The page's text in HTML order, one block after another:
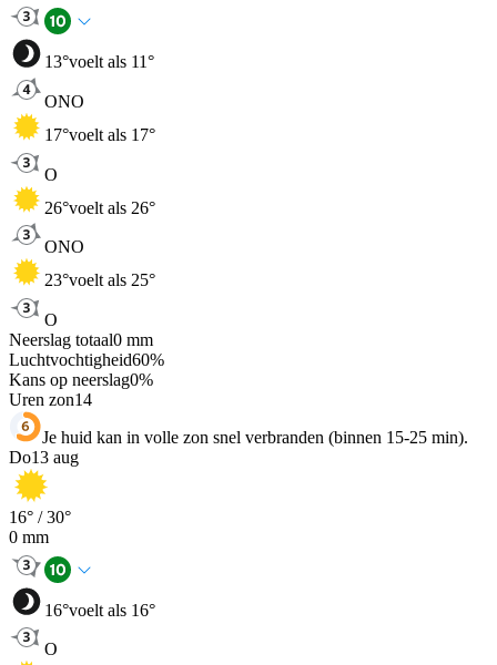
13°voelt als 11°
ONO
17°voelt als 17°
O
26°voelt als 26°
ONO
23°voelt als 25°
O
Neerslag totaal0 mm
Luchtvochtigheid60%
Kans op neerslag0%
Uren zon14
Je huid kan in volle zon snel verbranden (binnen 15-25 min).
Do13 aug
16° /30°
0 mm
16°voelt als 16°
O